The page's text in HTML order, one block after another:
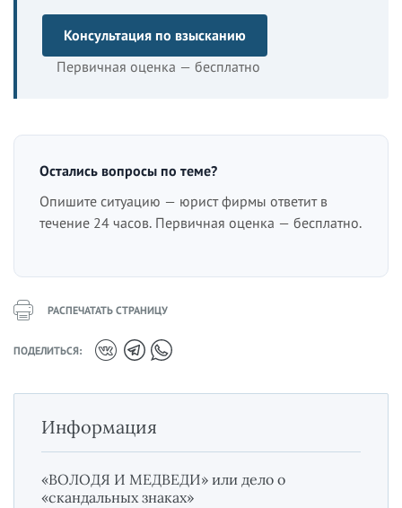
Консультация по взысканию
Первичная оценка — бесплатно
Остались вопросы по теме?
Опишите ситуацию — юрист фирмы ответит в
течение 24 часов. Первичная оценка — бесплатно.
РАСПЕЧАТАТЬ СТРАНИЦУ
ПОДЕЛИТЬСЯ:
Информация
«ВОЛОДЯ И МЕДВЕДИ» или дело о
«скандальных знаках»